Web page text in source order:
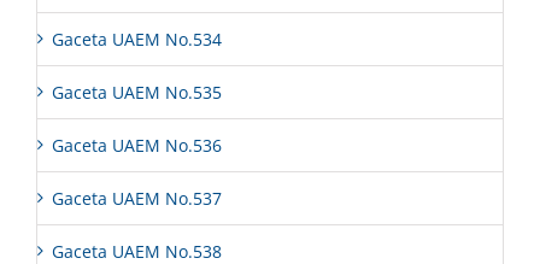
Gaceta UAEM No.534
Gaceta UAEM No.535
Gaceta UAEM No.536
Gaceta UAEM No.537
Gaceta UAEM No.538